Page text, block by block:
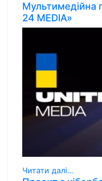
Мультимедійна
24 MEDIA»
Читати далі...